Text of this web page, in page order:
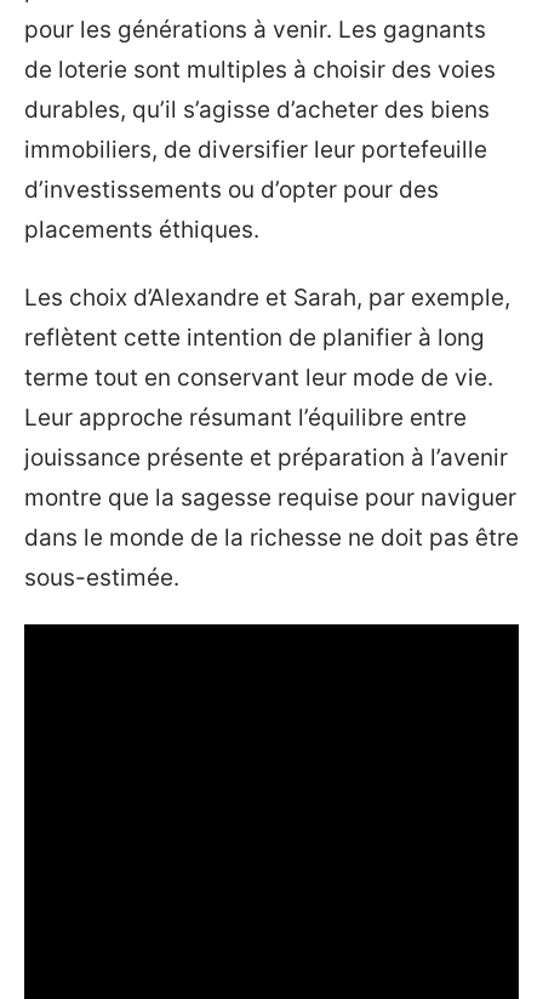
pour les générations à venir. Les gagnants
de loterie sont multiples à choisir des voies
durables, qu’il s’agisse d’acheter des biens
immobiliers, de diversifier leur portefeuille
d’investissements ou d’opter pour des
placements éthiques.
Les choix d’Alexandre et Sarah, par exemple,
reflètent cette intention de planifier à long
terme tout en conservant leur mode de vie.
Leur approche résumant l’équilibre entre
jouissance présente et préparation à l’avenir
montre que la sagesse requise pour naviguer
dans le monde de la richesse ne doit pas être
sous-estimée.